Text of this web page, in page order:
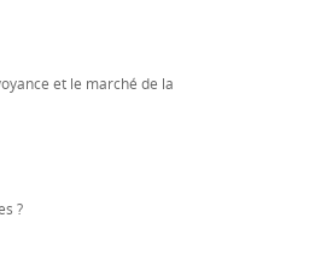
et le marché de la
?